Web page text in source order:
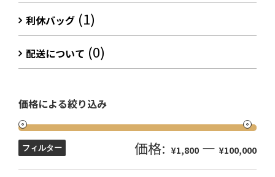
利休バッグ (1)
配送について (0)
価格による絞り込み
フィルター 価格: ¥1,800 — ¥100,000